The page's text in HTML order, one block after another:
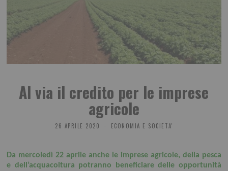
Al via il credito per le imprese
agricole
26 APRILE 2020 ECONOMIA E SOCIETA'
Da mercoledì 22 aprile anche le imprese agricole, della pesca
e dell’acquacoltura potranno beneficiare delle opportunità